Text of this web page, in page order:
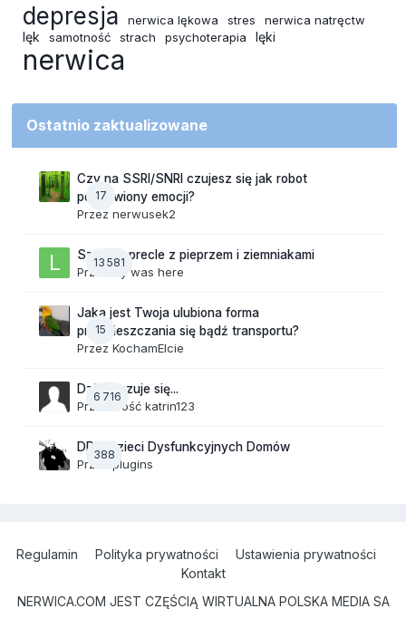
depresja nerwica lękowa stres nerwica natręctw
lęk samotność strach psychoterapia lęki
nerwica
Ostatnio zaktualizowane
17
Czy na SSRI/SNRI czujesz się jak robot
pozbawiony emocji?
Przez nerwusek2
13 581
Szalone precle z pieprzem i ziemniakami
Przezlily was here
15
Jaka jest Twoja ulubiona forma
przemieszczania się bądź transportu?
Przez KochamElcie
6 716
Dzisiaj czuje się...
Przez Gość katrin123
388
DDD Dzieci Dysfunkcyjnych Domów
Przezplugins
Regulamin Polityka prywatności
Ustawienia prywatności
Kontakt
NERWICA.COM JEST CZĘŚCIĄ WIRTUALNA POLSKA MEDIA SA